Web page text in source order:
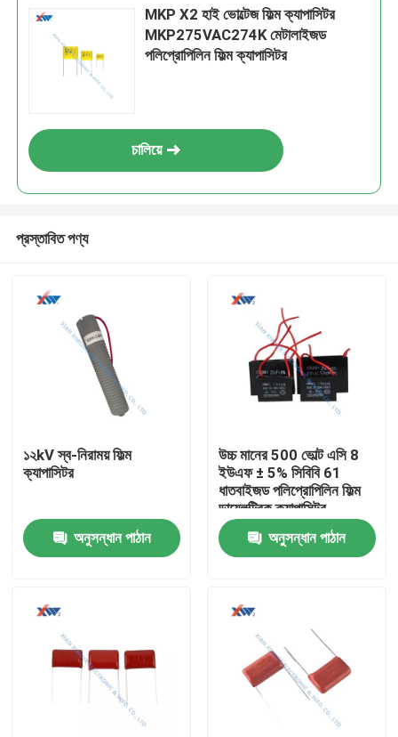
বাড়ি
পণ্য
VR প্রদর্শন
MKP X2 হাই ভোল্টেজ ফিল্ম ক্যাপাসিটর
MKP275VAC274K মেটালাইজড
পলিপ্রোপিলিন ফিল্ম ক্যাপাসিটর
চালিয়ে
প্রস্তাবিত পণ্য
১২kV স্ব-নিরাময় ফিল্ম
ক্যাপাসিটর
অনুসন্ধান পাঠান
উচ্চ মানের 500 ভোল্ট এসি 8
ইউএফ ± 5% সিবিবি 61
ধাতবাইজড পলিপ্রোপিলিন ফিল্ম
ডায়েলক্ট্রিক ক্যাপাসিটর
অনুসন্ধান পাঠান